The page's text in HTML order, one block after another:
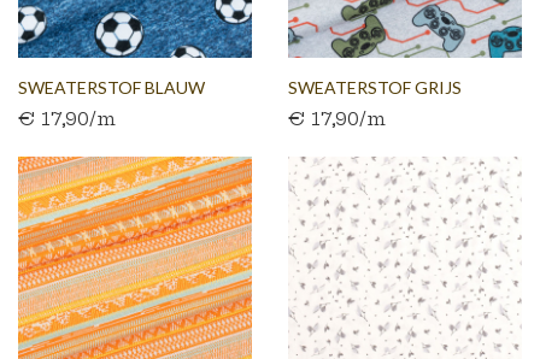
SWEATERSTOF BLAUW
VOETBAL
€ 17,90/m
SWEATERSTOF GRIJS
GAMING
€ 17,90/m